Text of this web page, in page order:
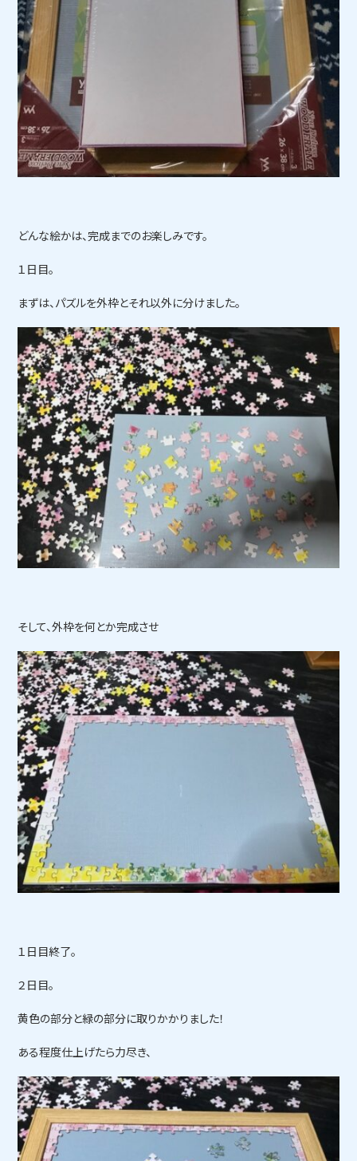
どんな絵かは、完成までのお楽しみです。
１日目。
まずは、パズルを外枠とそれ以外に分けました。
そして、外枠を何とか完成させ
１日目終了。
２日目。
黄色の部分と緑の部分に取りかかりました！
ある程度仕上げたら力尽き、